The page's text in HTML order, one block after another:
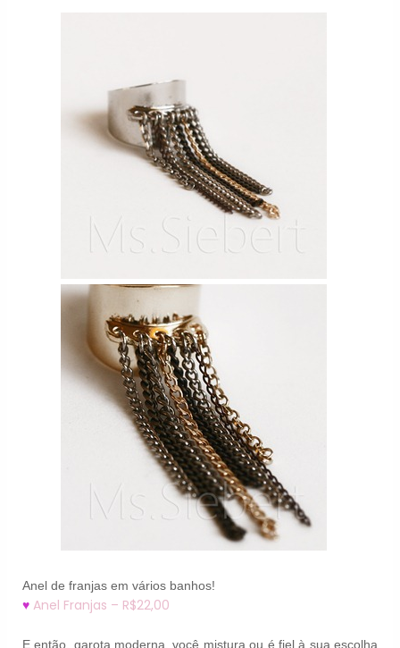
Anel de franjas em vários banhos!
♥ Anel Franjas – R$22,00
E então, garota moderna, você mistura ou é fiel à sua escolha